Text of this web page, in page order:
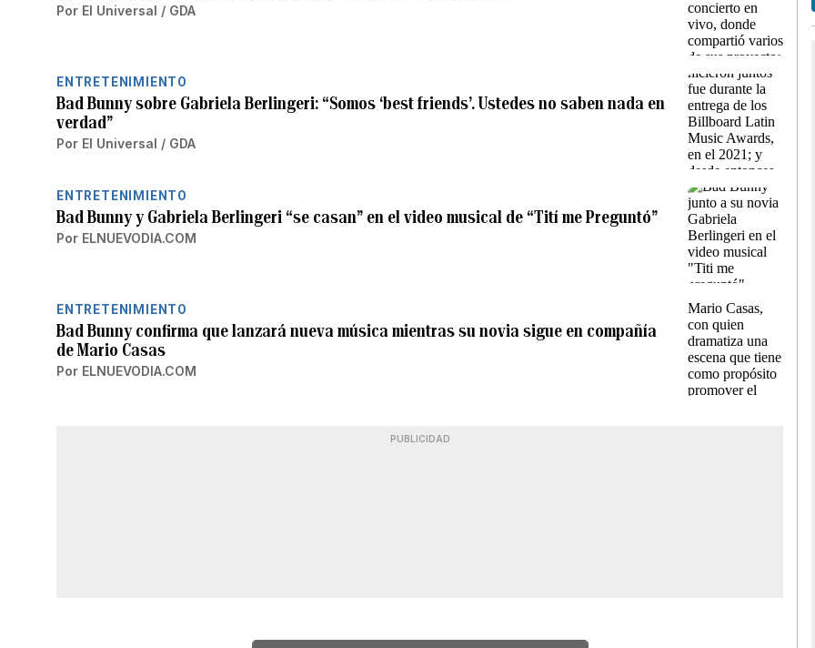
Por El Universal / GDA
ENTRETENIMIENTO
Bad Bunny sobre Gabriela Berlingeri: “Somos ‘best friends’. Ustedes no saben nada en
verdad”
Por El Universal / GDA
ENTRETENIMIENTO
Bad Bunny y Gabriela Berlingeri “se casan” en el video musical de “Tití me Preguntó”
Por ELNUEVODIA.COM
ENTRETENIMIENTO
Bad Bunny confirma que lanzará nueva música mientras su novia sigue en compañía
de Mario Casas
Por ELNUEVODIA.COM
PUBLICIDAD